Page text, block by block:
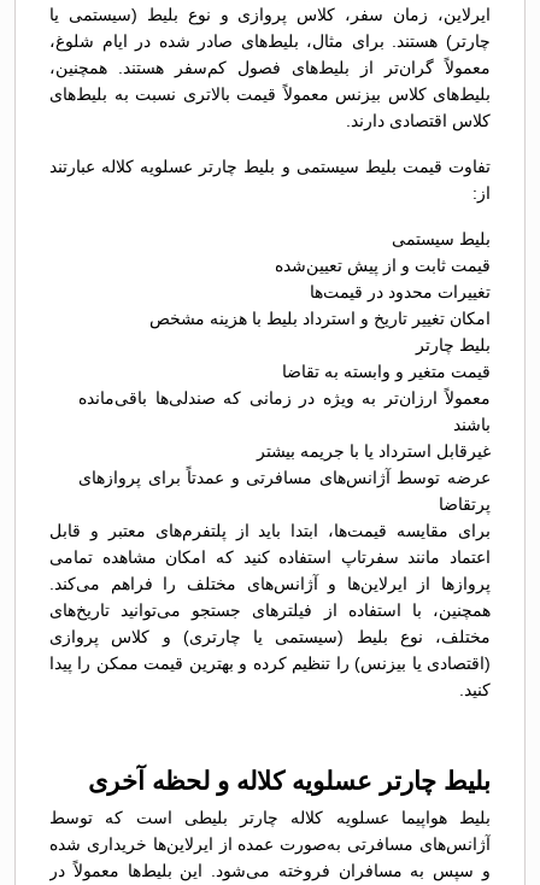
ایرلاین، زمان سفر، کلاس پروازی و نوع بلیط (سیستمی یا
چارتر) هستند. برای مثال، بلیط‌های صادر شده در ایام شلوغ،
معمولاً گران‌تر از بلیط‌های فصول کم‌سفر هستند. همچنین،
بلیط‌های کلاس بیزنس معمولاً قیمت بالاتری نسبت به بلیط‌های
کلاس اقتصادی دارند.
تفاوت قیمت بلیط سیستمی و بلیط چارتر عسلویه کلاله عبارتند
از:
بلیط سیستمی
قیمت ثابت و از پیش تعیین‌شده
تغییرات محدود در قیمت‌ها
امکان تغییر تاریخ و استرداد بلیط با هزینه مشخص
بلیط چارتر
قیمت متغیر و وابسته به تقاضا
معمولاً ارزان‌تر به ویژه در زمانی که صندلی‌ها باقی‌مانده
باشند
غیرقابل استرداد یا با جریمه بیشتر
عرضه توسط آژانس‌های مسافرتی و عمدتاً برای پروازهای
پرتقاضا
برای مقایسه قیمت‌ها، ابتدا باید از پلتفرم‌های معتبر و قابل
اعتماد مانند سفرتاپ استفاده کنید که امکان مشاهده تمامی
پروازها از ایرلاین‌ها و آژانس‌های مختلف را فراهم می‌کند.
همچنین، با استفاده از فیلترهای جستجو می‌توانید تاریخ‌های
مختلف، نوع بلیط (سیستمی یا چارتری) و کلاس پروازی
(اقتصادی یا بیزنس) را تنظیم کرده و بهترین قیمت ممکن را پیدا
کنید.
بلیط چارتر عسلویه کلاله و لحظه آخری
بلیط هواپیما عسلویه کلاله چارتر بلیطی است که توسط
آژانس‌های مسافرتی به‌صورت عمده از ایرلاین‌ها خریداری شده
و سپس به مسافران فروخته می‌شود. این بلیط‌ها معمولاً در